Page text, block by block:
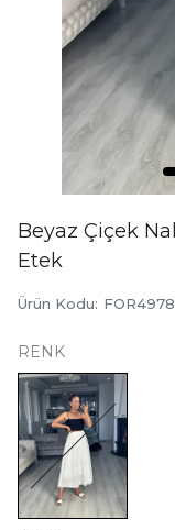
Beyaz Çiçek
Etek
Ürün Kodu: FOR4978
RENK